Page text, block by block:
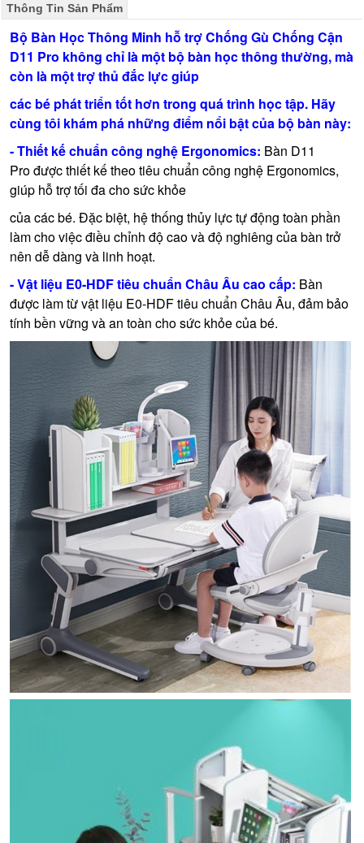
Thông Tin Sản Phẩm
Bộ Bàn Học Thông Minh hỗ trợ Chống Gù Chống Cận
D11 Pro không chỉ là một bộ bàn học thông thường, mà
còn là một trợ thủ đắc lực giúp
các bé phát triển tốt hơn trong quá trình học tập. Hãy
cùng tôi khám phá những điểm nổi bật của bộ bàn này:
- Thiết kế chuẩn công nghệ Ergonomics: Bàn D11
Pro được thiết kế theo tiêu chuẩn công nghệ Ergonomics,
giúp hỗ trợ tối đa cho sức khỏe
của các bé. Đặc biệt, hệ thống thủy lực tự động toàn phần
làm cho việc điều chỉnh độ cao và độ nghiêng của bàn trở
nên dễ dàng và linh hoạt.
- Vật liệu E0-HDF tiêu chuẩn Châu Âu cao cấp: Bàn
được làm từ vật liệu E0-HDF tiêu chuẩn Châu Âu, đảm bảo
tính bền vững và an toàn cho sức khỏe của bé.